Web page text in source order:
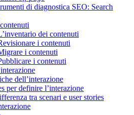
di diagnostica SEO: Search
dei contenuti
i contenuti
i contenuti
i contenuti
dell’interazione
per definire l’interazione
tra scenari e user stories